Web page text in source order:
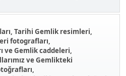
Tarihi Gemlik resimleri,
fotografları,
ve Gemlik caddeleri,
ve Gemlikteki